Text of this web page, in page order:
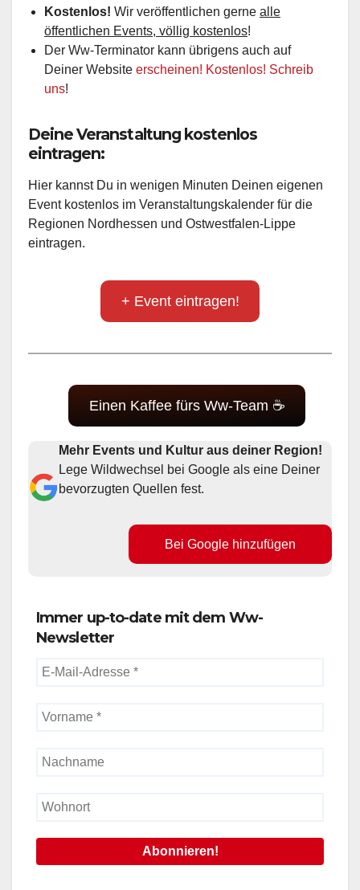
Kostenlos! Wir veröffentlichen gerne alle
öffentlichen Events, völlig kostenlos!
Der Ww-Terminator kann übrigens auch auf
Deiner Website erscheinen! Kostenlos! Schreib
uns!
Deine Veranstaltung kostenlos
eintragen:
Hier kannst Du in wenigen Minuten Deinen eigenen
Event kostenlos im Veranstaltungskalender für die
Regionen Nordhessen und Ostwestfalen-Lippe
eintragen.
+ Event eintragen!
Einen Kaffee fürs Ww-Team ☕
Mehr Events und Kultur aus deiner Region!
Lege Wildwechsel bei Google als eine Deiner
bevorzugten Quellen fest.
Bei Google hinzufügen
Immer up-to-date mit dem Ww-
Newsletter